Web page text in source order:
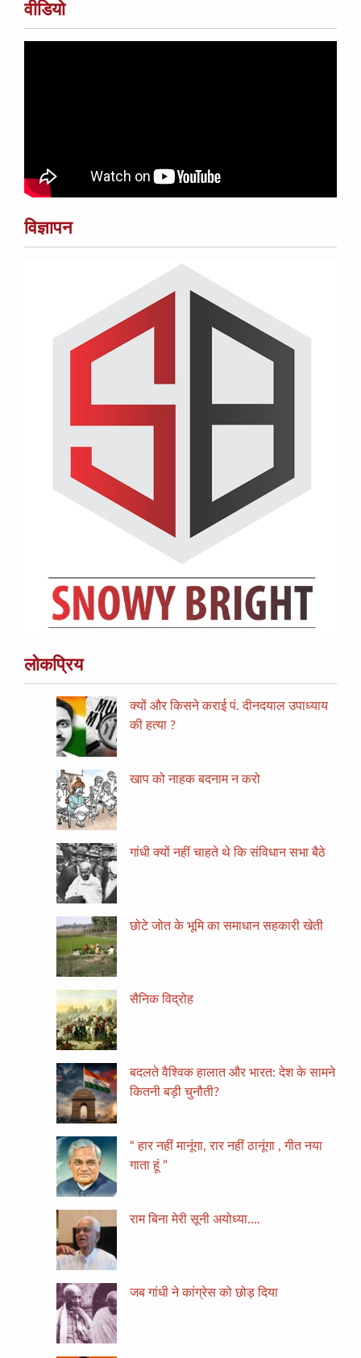
वीडियो
विज्ञापन
लोकप्रिय
क्यों और किसने कराई पं. दीनदयाल उपाध्याय
की हत्या ?
खाप को नाहक बदनाम न करो
गांधी क्यों नहीं चाहते थे कि संविधान सभा बैठे
छोटे जोत के भूमि का समाधान सहकारी खेती
सैनिक विद्रोह
बदलते वैश्विक हालात और भारत: देश के सामने
कितनी बड़ी चुनौती?
“ हार नहीं मानूंगा, रार नहीं ठानूंगा , गीत नया
गाता हूं ”
राम बिना मेरी सूनी अयोध्या….
जब गांधी ने कांग्रेस को छोड़ दिया